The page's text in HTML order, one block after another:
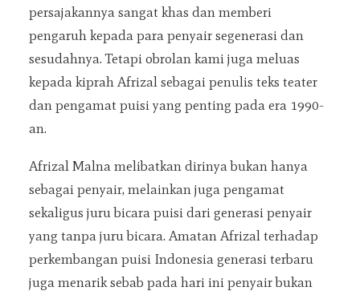
persajakannya sangat khas dan memberi
pengaruh kepada para penyair segenerasi dan
sesudahnya. Tetapi obrolan kami juga meluas
kepada kiprah Afrizal sebagai penulis teks teater
dan pengamat puisi yang penting pada era 1990-
an.
Afrizal Malna melibatkan dirinya bukan hanya
sebagai penyair, melainkan juga pengamat
sekaligus juru bicara puisi dari generasi penyair
yang tanpa juru bicara. Amatan Afrizal terhadap
perkembangan puisi Indonesia generasi terbaru
juga menarik sebab pada hari ini penyair bukan